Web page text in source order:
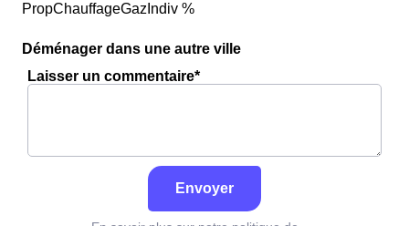
PropChauffageGazIndiv %
Déménager dans une autre ville
Laisser un commentaire*
Envoyer